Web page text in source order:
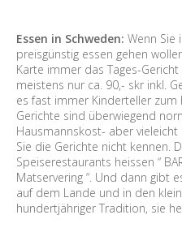
Essen in Schweden: Wenn Sie
preisgünstig essen gehen
Karte immer das Tages-Gericht
meistens nur ca. 90,- skr inkl.
es fast immer Kinderteller zum
Gerichte sind überwiegend
Hausmannskost- aber
Sie die Gerichte nicht kennen.
Speiserestaurants heissen “
Matservering “. Und dann gibt
auf dem Lande und in den
hundertjähriger Tradition, sie